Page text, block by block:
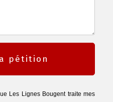
pétition
Les Lignes Bougent traite mes